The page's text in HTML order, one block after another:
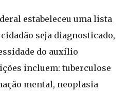
estabeleceu uma lista
seja diagnosticado,
do auxílio
incluem: tuberculose
mental, neoplasia